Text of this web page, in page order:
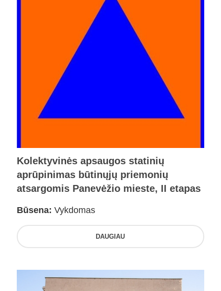
Kolektyvinės apsaugos statinių
aprūpinimas būtinųjų priemonių
atsargomis Panevėžio mieste, II etapas
Būsena: Vykdomas
DAUGIAU